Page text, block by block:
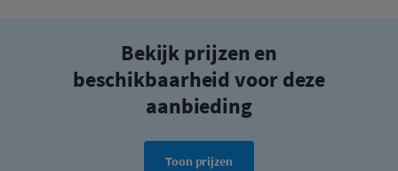
Bekijk prijzen en
beschikbaarheid voor deze
aanbieding
Toon prijzen